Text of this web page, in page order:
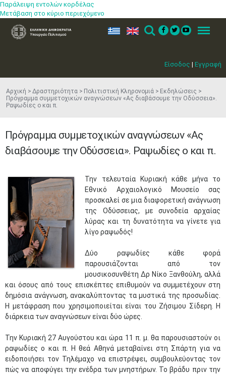
Παράλειψη εντολών κορδέλας
Μετάβαση στο κύριο περιεχόμενο
Είσοδος | Εγγραφή
ελ en Search Menu
Αρχική Δραστηριότητα Πολιτιστική Κληρονομιά
Εκδηλώσεις
Πρόγραμμα συμμετοχικών αναγνώσεων «Ας διαβάσουμε την Οδύσσεια».
Ραψωδίες ο και π.
Πρόγραμμα συμμετοχικών αναγνώσεων «Ας
διαβάσουμε την Οδύσσεια». Ραψωδίες ο και π.
Την τελευταία Κυριακή κάθε μήνα το
Εθνικό Αρχαιολογικό Μουσείο σας
προσκαλεί σε μια διαφορετική ανάγνωση
της Οδύσσειας, με συνοδεία αρχαίας
λύρας και τη δυνατότητα να γίνετε για
λίγο ραψωδός!
Δύο ραψωδίες κάθε φορά
παρουσιάζονται από τον
μουσικοσυνθέτη Δρ Νίκο Ξανθούλη, αλλά
και όσους από τους επισκέπτες επιθυμούν να συμμετέχουν στη
δημόσια ανάγνωση, ανακαλύπτοντας τα μυστικά της προσωδίας.
Η μετάφραση που χρησιμοποιείται είναι του Ζήσιμου Σίδερη. Η
διάρκεια των αναγνώσεων είναι δύο ώρες.
Την Κυριακή 27 Αυγούστου και ώρα 11 π. μ. θα παρουσιαστούν οι
ραψωδίες ο και π. Η θεά Αθηνά μεταβαίνει στη Σπάρτη για να
ειδοποιήσει τον Τηλέμαχο να επιστρέψει, συμβουλεύοντας τον
πώς να αποφύγει την ενέδρα των μνηστήρων. Το βράδυ πριν την